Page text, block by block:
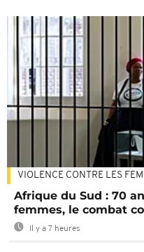
VIOLENCE CONTRE LES
Afrique du Sud : 70
femmes, le combat
Il y a 7 heures